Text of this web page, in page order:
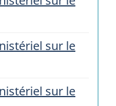
sur le
sur le